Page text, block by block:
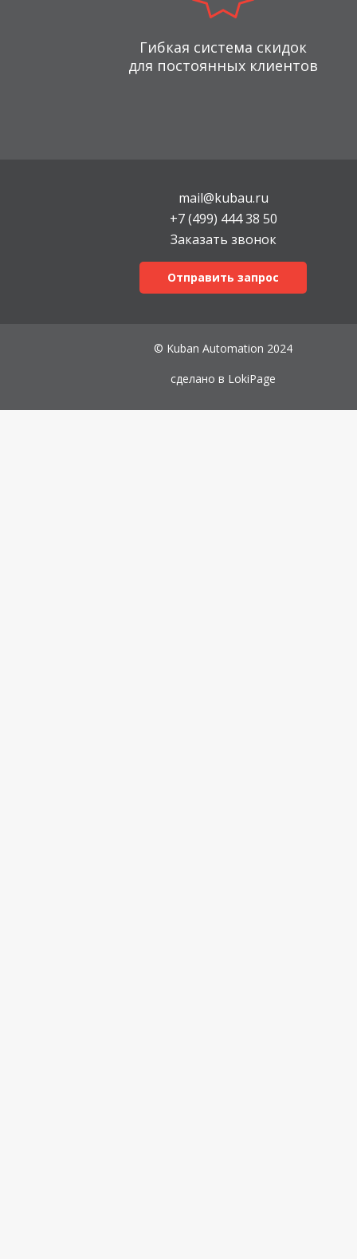
Гибкая система скидок
для постоянных клиентов
mail@kubau.ru
+7 (499) 444 38 50
Заказать звонок
Отправить запрос
© Kuban Automation 2024
сделано в LokiPage